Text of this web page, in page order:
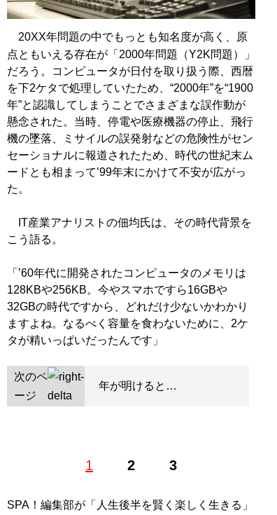
20XX年問題の中でもっとも知名度が高く、原
点ともいえる存在が「2000年問題（Y2K問題）」
だろう。コンピュータが日付を取り扱う際、西暦
を下2ケタで処理していたため、“2000年”を“1900
年”と認識してしまうことでさまざまな誤作動が
懸念された。当時、停電や医療機器の停止、飛行
機の墜落、ミサイルの誤発射などの危険性がセン
セーショナルに報道されたため、時代の世紀末ム
ードとも相まって’99年末にかけて不安が広がっ
た。
IT産業アナリストの佃均氏は、その時代背景を
こう語る。
「’60年代に開発されたコンピュータのメモリは
128KBや256KB。今やスマホですら16GBや
32GBの時代ですから、どれだけ少ないかわかり
ますよね。なるべく容量を食わないために、2ケ
タが精いっぱいだったんです」
次のペ
ージ
年が明けると…
1 2 3
SPA！編集部が「人生後半を賢く楽しく生きる」